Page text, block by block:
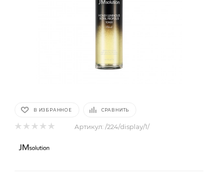
В ИЗБРАННОЕ СРАВНИТЬ
Артикул: /224/display/1/